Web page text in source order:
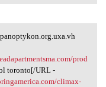
prod
toronto[/URL -
climax-